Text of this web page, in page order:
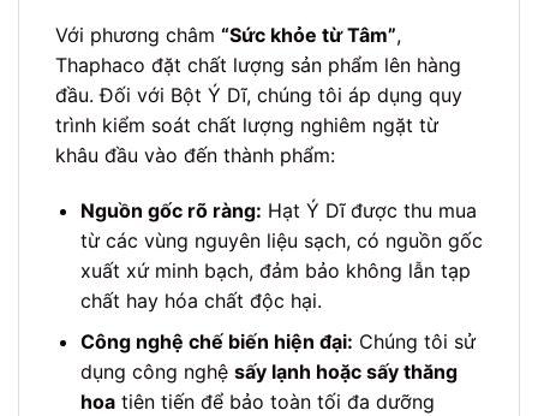
Với phương châm “Sức khỏe từ Tâm”,
Thaphaco đặt chất lượng sản phẩm lên hàng
đầu. Đối với Bột Ý Dĩ, chúng tôi áp dụng quy
trình kiểm soát chất lượng nghiêm ngặt từ
khâu đầu vào đến thành phẩm:
Nguồn gốc rõ ràng: Hạt Ý Dĩ được thu mua
từ các vùng nguyên liệu sạch, có nguồn gốc
xuất xứ minh bạch, đảm bảo không lẫn tạp
chất hay hóa chất độc hại.
Công nghệ chế biến hiện đại: Chúng tôi sử
dụng công nghệ sấy lạnh hoặc sấy thăng
hoatiên tiến để bảo toàn tối đa dưỡng